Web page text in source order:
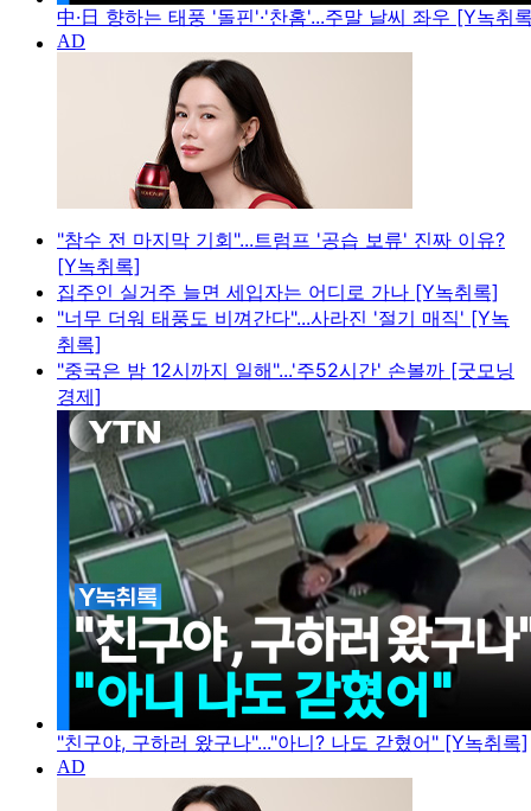
中·日 향하는 태풍 '돌핀'·'찬홈'...주말 날씨 좌우 [Y녹취
"참수 전 마지막 기회"...트럼프 '공습 보류' 진짜 이유?
[Y녹취록]
집주인 실거주 늘면 세입자는 어디로 가나 [Y녹취록]
"너무 더워 태풍도 비껴간다"...사라진 '절기 매직' [Y녹
취록]
"중국은 밤 12시까지 일해"...'주52시간' 손볼까 [굿모닝
경제]
"친구야, 구하러 왔구나"..."아니? 나도 갇혔어" [Y녹취록]